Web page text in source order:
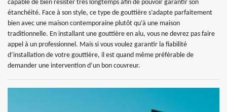
capable de bien résister très longtemps afin de pouvoir garantir son
étanchéité. Face à son style, ce type de gouttière s’adapte parfaitement
bien avec une maison contemporaine plutôt qu’à une maison
traditionnelle. En installant une gouttière en alu, vous ne devrez pas faire
appel à un professionnel. Mais si vous voulez garantir la fiabilité
d’installation de votre gouttière, il est quand même préférable de
demander une intervention d’un bon couvreur.